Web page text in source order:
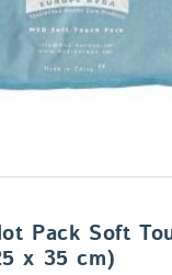
Pack Soft
x 35 cm)